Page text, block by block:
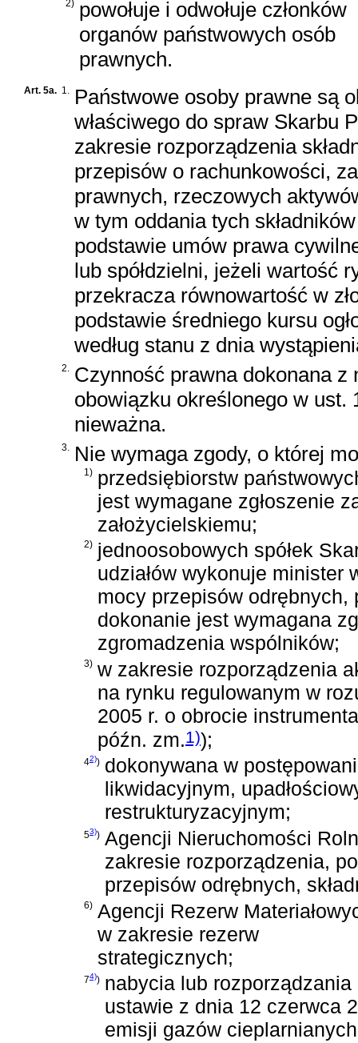
2) powołuje i odwołuje członków
organów państwowych osób
prawnych.
Art. 5a. 1.
Państwowe osoby prawne są
właściwego do spraw Skarbu
zakresie rozporządzenia
przepisów o rachunkowości,
prawnych, rzeczowych
w tym oddania tych
podstawie umów prawa
lub spółdzielni, jeżeli wartość
przekracza równowartość w
podstawie średniego kursu
według stanu z dnia
2.
Czynność prawna dokonana z
obowiązku określonego w ust.
nieważna.
3. Nie wymaga zgody, o której
1) przedsiębiorstw
jest wymagane zgłoszenie
założycielskiemu;
2) jednoosobowych spółek
udziałów wykonuje minister
mocy przepisów odrębnych,
dokonanie jest wymagana
zgromadzenia wspólników;
3) w zakresie rozporządzenia
na rynku regulowanym w
2005 r. o obrocie
późn. zm.1));
42)) dokonywana w
likwidacyjnym,
restrukturyzacyjnym;
53)) Agencji Nieruchomości
zakresie rozporządzenia,
przepisów odrębnych,
6) Agencji Rezerw
w zakresie rezerw
strategicznych;
74)) nabycia lub
ustawie z dnia 12 czerwca
emisji gazów cieplarnianych